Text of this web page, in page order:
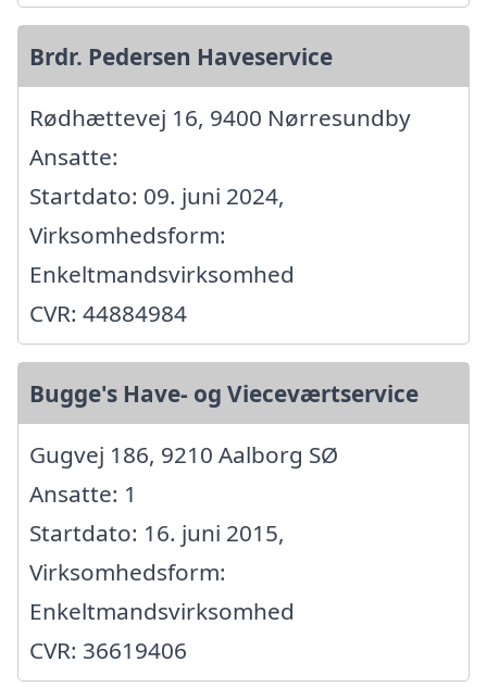
Brdr. Pedersen Haveservice
Rødhættevej 16, 9400 Nørresundby
Ansatte:
Startdato: 09. juni 2024,
Virksomhedsform:
Enkeltmandsvirksomhed
CVR: 44884984
Bugge's Have- og Vieceværtservice
Gugvej 186, 9210 Aalborg SØ
Ansatte: 1
Startdato: 16. juni 2015,
Virksomhedsform:
Enkeltmandsvirksomhed
CVR: 36619406